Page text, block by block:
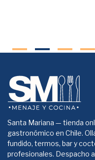
Santa Mariana — tienda
gastronómico en Chile.
fundido, termos, bar y
profesionales. Despacho